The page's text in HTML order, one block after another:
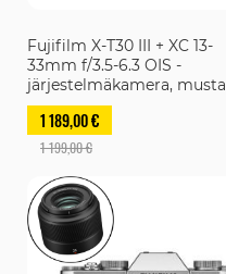
Fujifilm X-T30 III + XC 13-
33mm f/3.5-6.3 OIS -
järjestelmäkamera, musta
1 189,00 €
1 199,00 €